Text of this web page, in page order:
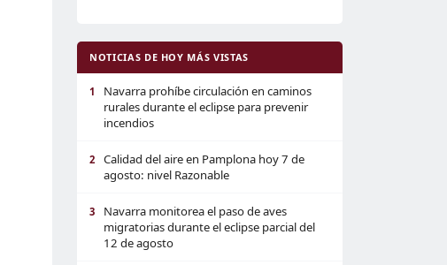
NOTICIAS DE HOY MÁS VISTAS
1
Navarra prohíbe circulación en caminos
rurales durante el eclipse para prevenir
incendios
2
Calidad del aire en Pamplona hoy 7 de
agosto: nivel Razonable
3
Navarra monitorea el paso de aves
migratorias durante el eclipse parcial del
12 de agosto